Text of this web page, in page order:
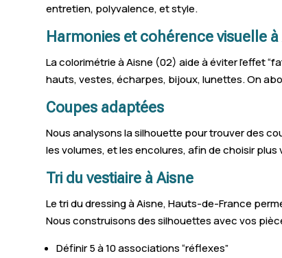
Ribemont
Crépy
Saint-Erme-Outre-et-Ramecourt
Pinon
Charmes
entretien, polyvalence, et style.
Harmonies et cohérence visuelle à
La colorimétrie à Aisne (02) aide à éviter l’effet
hauts, vestes, écharpes, bijoux, lunettes. On
Coupes adaptées
Nous analysons la silhouette pour trouver des
les volumes, et les encolures, afin de choisir
Tri du vestiaire à Aisne
Le tri du dressing à Aisne, Hauts-de-France
Nous construisons des silhouettes avec vos
Définir 5 à 10 associations “réflexes”